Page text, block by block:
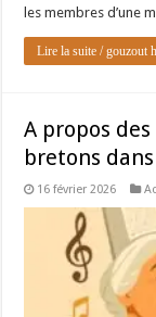
les membres d’une
Lire la suite / gouzout
A propos
bretons
16 février 2026